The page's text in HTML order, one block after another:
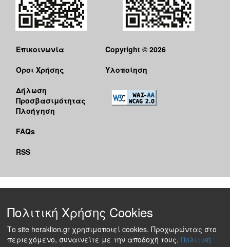
Επικοινωνία
Όροι Χρήσης
Δήλωση
Προσβασιμότητας
Πλοήγηση
FAQs
RSS
Copyright © 2026
Υλοποίηση
Πολιτική Χρήσης Cookies
Το site heraklion.gr χρησιμοποιεί cookies. Προχωρώντας στο
περιεχόμενο, συναινείτε με την αποδοχή τους. Πολιτική